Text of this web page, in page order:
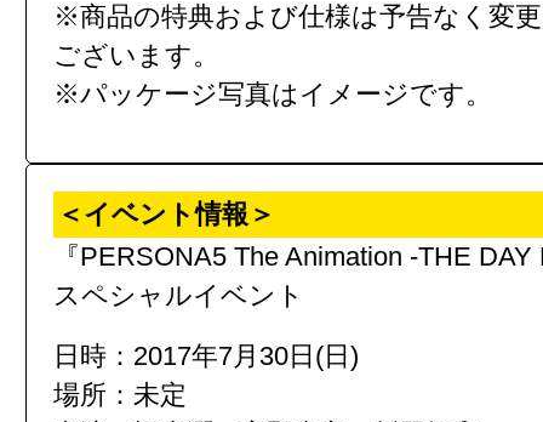
※商品の特典および仕様は予告なく変
ございます。
※パッケージ写真はイメージです。
＜イベント情報＞
『PERSONA5 The Animation -THE
スペシャルイベント
日時：2017年7月30日(日)
場所：未定